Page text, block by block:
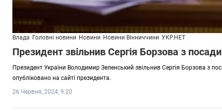
Влада Головні новини Новини Новини Вінниччини УКР.НЕТ
Президент звільнив Сергія Борзова з
Президент України Володимир Зеленський звільнив Сергія Борзова з
опубліковано на сайті президента.
26 Червня, 2024, 9:20